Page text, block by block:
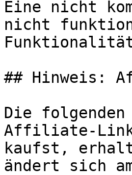
Eine nicht
nicht
## Hinweis:
Die folgenden
Affiliate-
kaufst,
ändert sich